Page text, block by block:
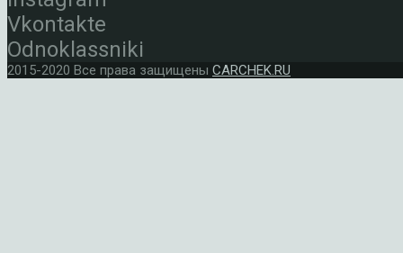
Vkontakte
Odnoklassniki
2015-2020 Все права защищены CARCHEK.RU